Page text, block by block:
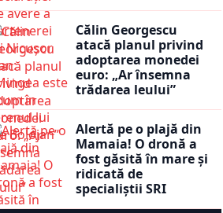
Călin Georgescu
atacă planul privind
adoptarea monedei
euro: „Ar însemna
trădarea leului”
Alertă pe o plajă din
Mamaia! O dronă a
fost găsită în mare și
ridicată de
specialiștii SRI